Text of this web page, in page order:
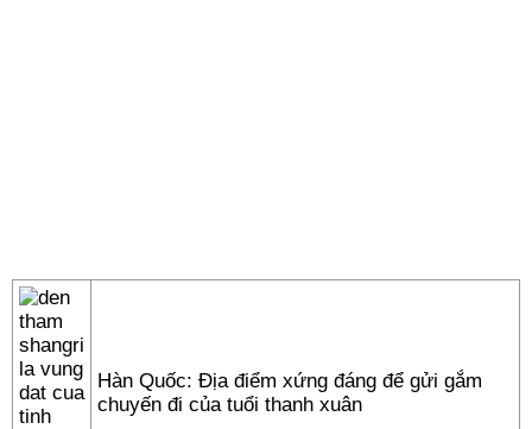
Hàn Quốc: Địa điểm xứng đáng để gửi gắm
chuyến đi của tuổi thanh xuân